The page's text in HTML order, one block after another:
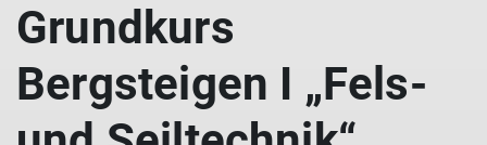
Grundkurs
Bergsteigen I „Fels-